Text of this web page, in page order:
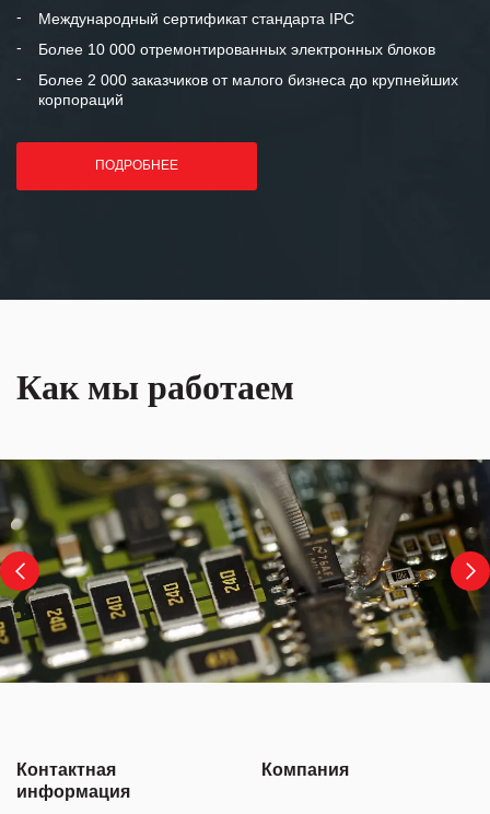
«Инженерной компании «555» долгих
лет успеха и процветания.
Международный сертификат стандарта IPC
Более 10 000 отремонтированных электронных блоков
Более 2 000 заказчиков от малого бизнеса до крупнейших
корпораций
ПОДРОБНЕЕ
Как мы работаем
Контактная
информация
Компания